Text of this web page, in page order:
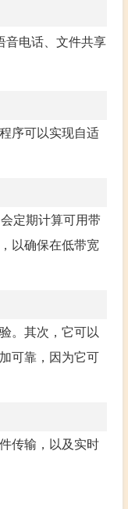
音电话、文件共享
序可以实现自适
定期计算可用带
以确保在低带宽
。其次，它可以
可靠，因为它可
传输，以及实时